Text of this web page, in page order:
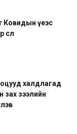
Ковидын үеэс
халдлагад
зах зээлийн